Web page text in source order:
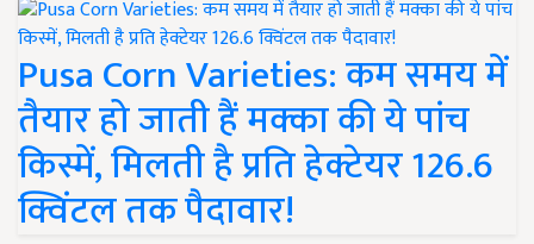
Pusa Corn Varieties: कम समय में
तैयार हो जाती हैं मक्का की ये पांच
किस्में, मिलती है प्रति हेक्टेयर 126.6
क्विंटल तक पैदावार!